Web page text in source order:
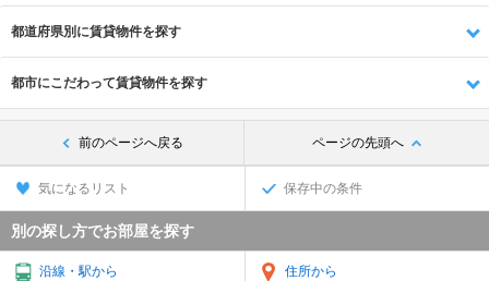
都道府県別に賃貸物件を探す
都市にこだわって賃貸物件を探す
前のページへ戻る ページの先頭へ
気になるリスト 保存中の条件
別の探し方でお部屋を探す
沿線・駅から 住所から